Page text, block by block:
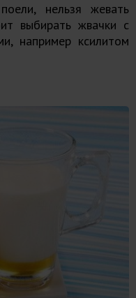
нельзя жевать
выбирать жвачки с
например ксилитом